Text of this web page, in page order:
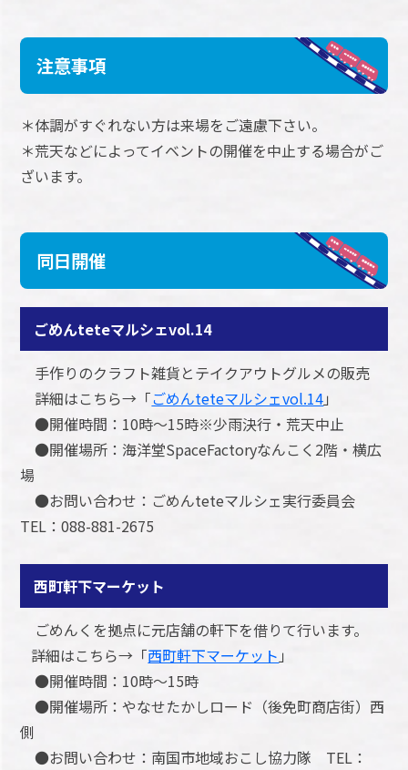
注意事項
＊体調がすぐれない方は来場をご遠慮下さい。
＊荒天などによってイベントの開催を中止する場合がご
ざいます。
同日開催
ごめんteteマルシェvol.14
手作りのクラフト雑貨とテイクアウトグルメの販売
詳細はこちら→「ごめんteteマルシェvol.14」
●開催時間：10時～15時※少雨決行・荒天中止
●開催場所：海洋堂SpaceFactoryなんこく2階・横広
場
●お問い合わせ：ごめんteteマルシェ実行委員会
TEL：088-881-2675
西町軒下マーケット
ごめんくを拠点に元店舗の軒下を借りて行います。
詳細はこちら→「西町軒下マーケット 」
●開催時間：10時～15時
●開催場所：やなせたかしロード（後免町商店街）西
側
●お問い合わせ：南国市地域おこし協力隊 TEL：